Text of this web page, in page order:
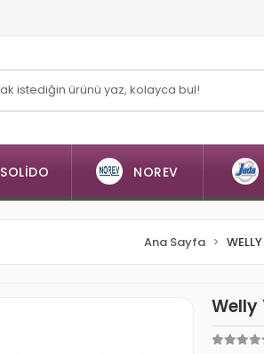
SOLİDO NOREV
Ana Sayfa WELLY
Welly